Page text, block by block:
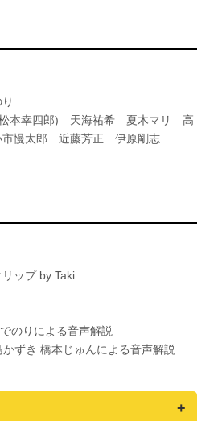
松本幸四郎) 天海祐希 夏木マリ 高
慢太郎 近藤芳正 伊原剛志
リップ by Taki
のりによる音声解説
ずき 橋本じゅんによる音声解説